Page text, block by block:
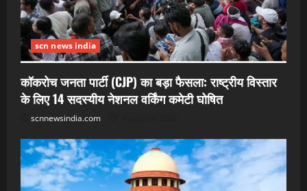
scn news india
कॉकरोच जनता पार्टी (CJP) का बड़ा फैसला: राष्ट्रीय विस्तार
के लिए 14 सदस्यीय नेशनल वर्किंग कमेटी घोषित
scnnewsindia.com